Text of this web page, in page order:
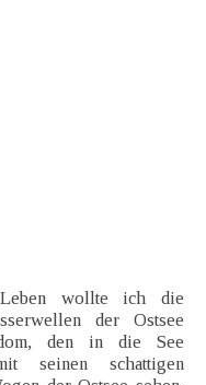
wollte ich die
der Ostsee
den in die See
seinen schattigen